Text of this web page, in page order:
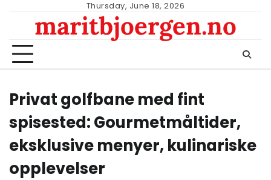
content
Thursday, June 18, 2026
maritbjoergen.no
Privat golfbane med fint
spisested: Gourmetmåltider,
eksklusive menyer, kulinariske
opplevelser